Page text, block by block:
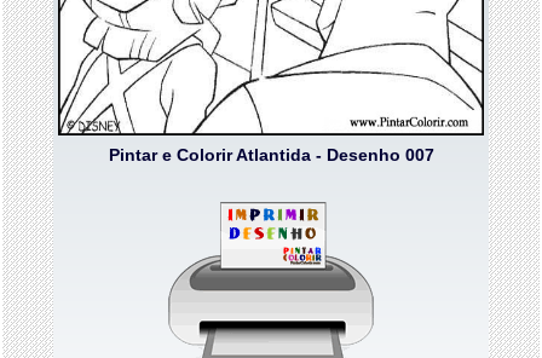
Pintar e Colorir Atlantida - Desenho 007